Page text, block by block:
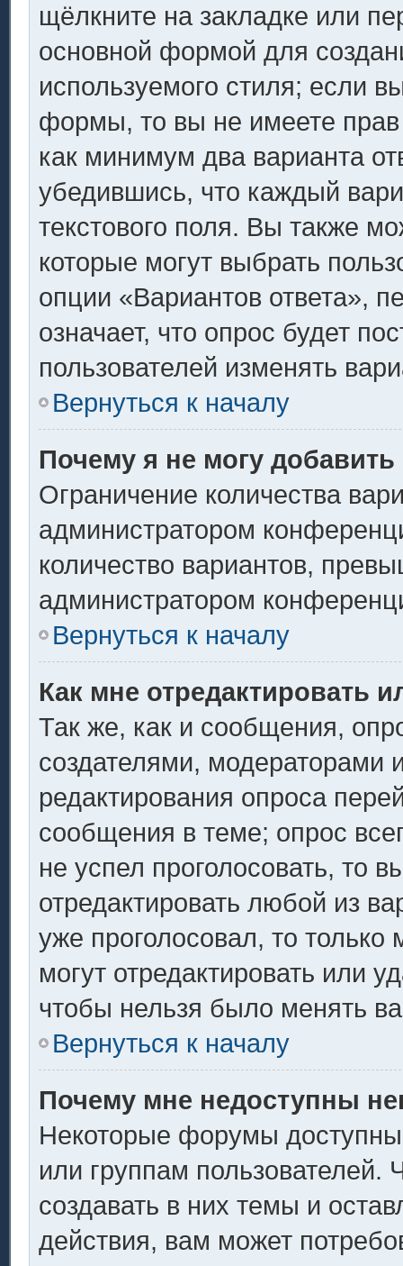
щёлкните на закладке или
основной формой для
используемого стиля; если
формы, то вы не имеете прав
как минимум два варианта
убедившись, что каждый
текстового поля. Вы также
которые могут выбрать
опции «Вариантов ответа»,
означает, что опрос будет
пользователей изменять
Вернуться к началу
Почему я не могу
Ограничение количества
администратором
количество вариантов,
администратором
Вернуться к началу
Как мне отредактировать
Так же, как и сообщения,
создателями, модераторами
редактирования опроса
сообщения в теме; опрос
не успел проголосовать, то
отредактировать любой из
уже проголосовал, то
могут отредактировать или
чтобы нельзя было менять
Вернуться к началу
Почему мне недоступны
Некоторые форумы
или группам
создавать в них темы и
действия, вам может